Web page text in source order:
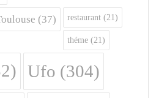
(37) restaurant (21)
théme (21)
Ufo (304)